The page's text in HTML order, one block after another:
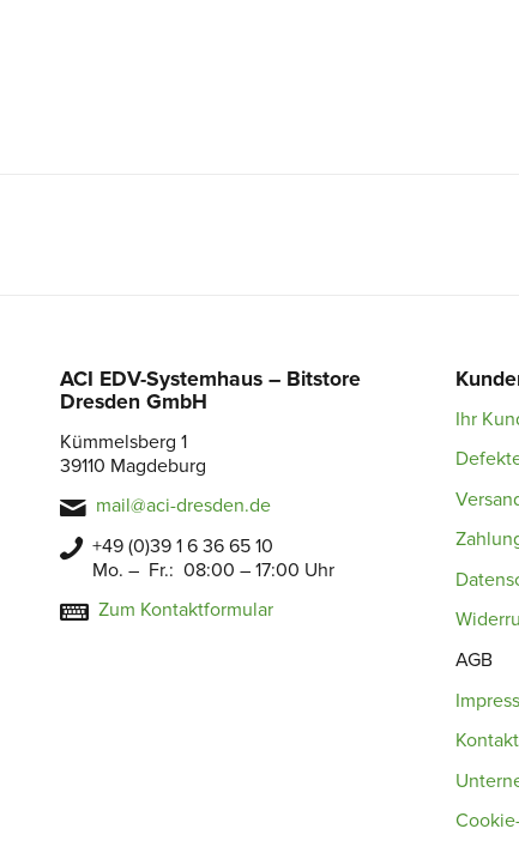
ACI EDV-Systemhaus – Bitstore
Dresden GmbH
Kümmelsberg 1
39110 Magdeburg
mail@aci-dresden.de
+49 (0)39 1 6 36 65 10
Mo. – Fr.: 08:00 – 17:00 Uhr
Zum Kontaktformular
Ihr
AGB
Kontakt